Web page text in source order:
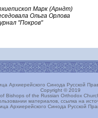
Марк (Арндт)
Ольга Орлова
"Покров"
Архиерейского Синода Русской
Copyright © 2019
Bishops of the Russian Orthodox
материалов, ссылка на
Архиерейского Синода Русской